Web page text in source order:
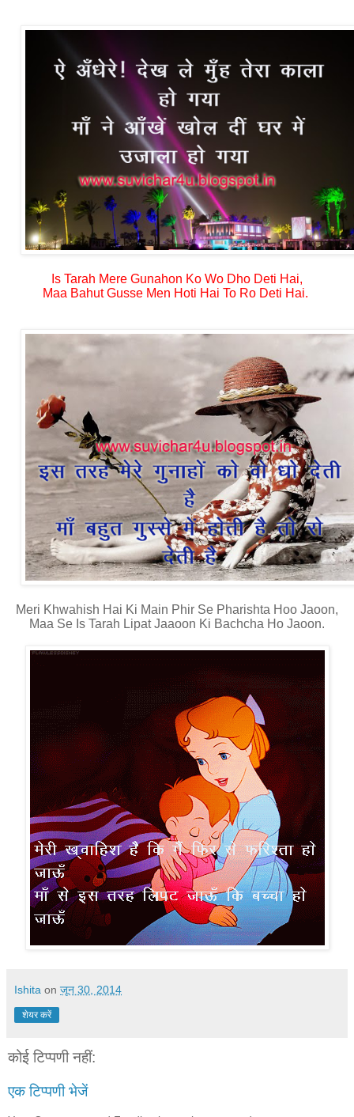
Is Tarah Mere Gunahon Ko Wo Dho Deti Hai,
Maa Bahut Gusse Men Hoti Hai To Ro Deti Hai.
Meri Khwahish Hai Ki Main Phir Se Pharishta Hoo Jaoon,
Maa Se Is Tarah Lipat Jaaoon Ki Bachcha Ho Jaoon.
Ishita on जून 30, 2014
शेयर करें
कोई टिप्पणी नहीं:
एक टिप्पणी भेजें